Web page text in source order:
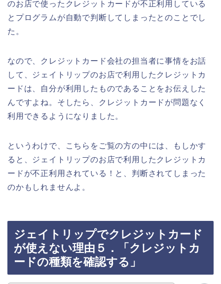
のお店で使ったクレジットカードが不正利用している
とプログラムが自動で判断してしまったとのことでし
た。
なので、クレジットカード会社の担当者に事情をお話
して、ジェイトリップのお店で利用したクレジットカ
ードは、自分が利用したものであることをお伝えした
んですよね。そしたら、クレジットカードが問題なく
利用できるようになりました。
というわけで、こちらをご覧の方の中には、もしかす
ると、ジェイトリップのお店で利用したクレジットカ
ードが不正利用されている！と、判断されてしまった
のかもしれませんよ。
ジェイトリップでクレジットカード
が使えない理由５．「クレジットカ
ードの種類を確認する」